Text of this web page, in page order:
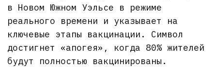
в Новом Южном Уэльсе в режиме
реального времени и указывает на
ключевые этапы вакцинации. Символ
достигнет «апогея», когда 80% жителей
будут полностью вакцинированы.